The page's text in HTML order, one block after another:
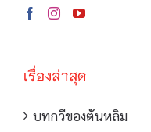
เรื่องล่าสุด
บทกวีของตันหลิม